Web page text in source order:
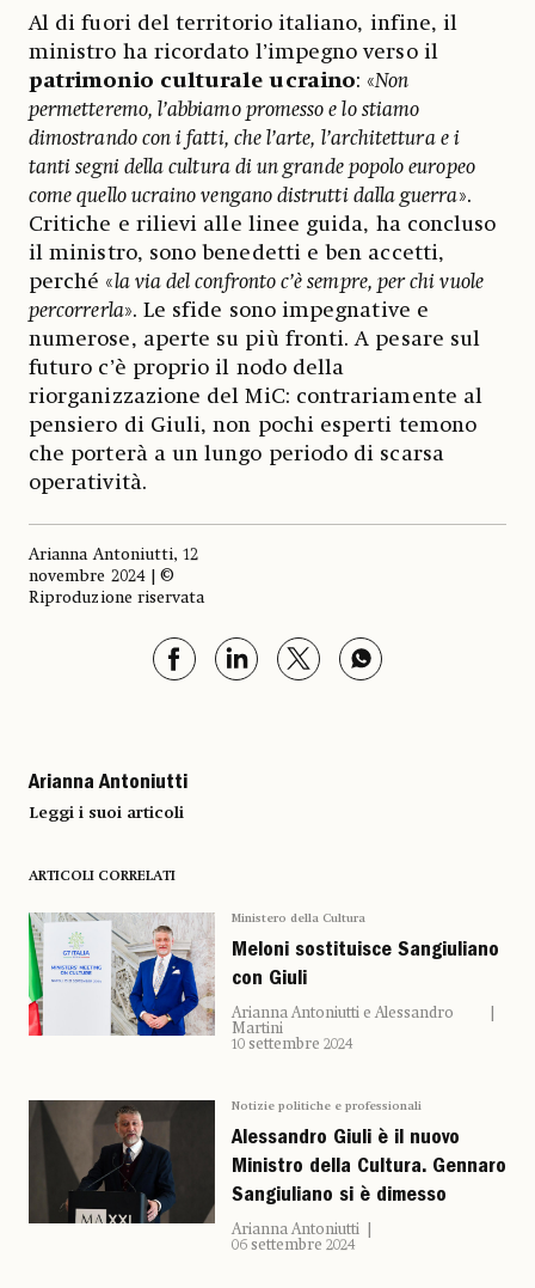
Al di fuori del territorio italiano, infine, il
ministro ha ricordato l’impegno verso il
patrimonio culturale ucraino: «Non
permetteremo, l’abbiamo promesso e lo stiamo
dimostrando con i fatti, che l’arte, l’architettura e i
tanti segni della cultura di un grande popolo europeo
come quello ucraino vengano distrutti dalla guerra».
Critiche e rilievi alle linee guida, ha concluso
il ministro, sono benedetti e ben accetti,
perché «la via del confronto c’è sempre, per chi vuole
percorrerla». Le sfide sono impegnative e
numerose, aperte su più fronti. A pesare sul
futuro c’è proprio il nodo della
riorganizzazione del MiC: contrariamente al
pensiero di Giuli, non pochi esperti temono
che porterà a un lungo periodo di scarsa
operatività.
Arianna Antoniutti, 12
novembre 2024 | ©
Riproduzione riservata
Arianna Antoniutti
Leggi i suoi articoli
ARTICOLI CORRELATI
Ministero della Cultura
Meloni sostituisce Sangiuliano
con Giuli
Arianna Antoniutti e Alessandro
Martini
10 settembre 2024
Notizie politiche e professionali
Alessandro Giuli è il nuovo
Ministro della Cultura. Gennaro
Sangiuliano si è dimesso
Arianna Antoniutti
06 settembre 2024